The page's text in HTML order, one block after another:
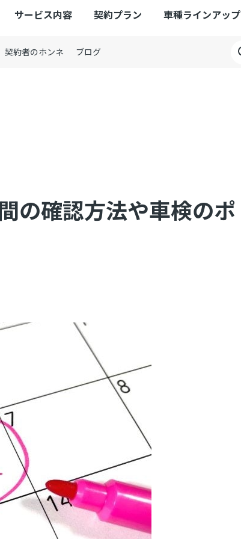
サービス内容 契約プラン 車種ラインアップ
契約者のホンネ ブログ
の確認方法や車検のポ